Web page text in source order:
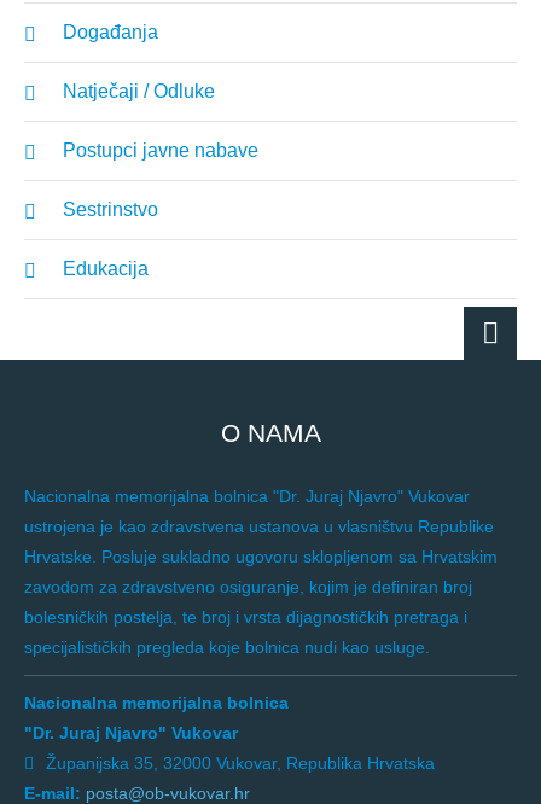
Događanja
Natječaji / Odluke
Postupci javne nabave
Sestrinstvo
Edukacija
O NAMA
Nacionalna memorijalna bolnica "Dr. Juraj Njavro" Vukovar
ustrojena je kao zdravstvena ustanova u vlasništvu Republike
Hrvatske. Posluje sukladno ugovoru sklopljenom sa Hrvatskim
zavodom za zdravstveno osiguranje, kojim je definiran broj
bolesničkih postelja, te broj i vrsta dijagnostičkih pretraga i
specijalističkih pregleda koje bolnica nudi kao usluge.
Nacionalna memorijalna bolnica
"Dr. Juraj Njavro" Vukovar
Županijska 35, 32000 Vukovar, Republika Hrvatska
E-mail: posta@ob-vukovar.hr